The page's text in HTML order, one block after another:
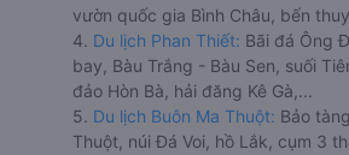
vườn quốc gia Bình Châu, bến
4. Du lịch Phan Thiết: Bãi đá Ông
bay, Bàu Trắng - Bàu Sen, suối
đảo Hòn Bà, hải đăng Kê Gà,...
5. Du lịch Buôn Ma Thuột: Bảo
Thuột, núi Đá Voi, hồ Lắk, cụm 3